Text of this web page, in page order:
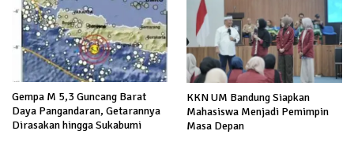
Gempa M 5,3 Guncang Barat
Daya Pangandaran, Getarannya
Dirasakan hingga Sukabumi
KKN UM Bandung Siapkan
Mahasiswa Menjadi Pemimpin
Masa Depan